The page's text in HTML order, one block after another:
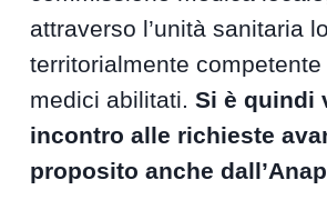
attraverso l’unità sanitaria
territorialmente
medici abilitati.Si è quindi
incontro alle richieste
proposito anche